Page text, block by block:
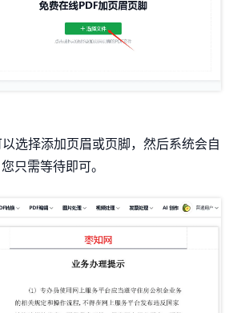
选择添加页眉或页脚，然后系统会自
只需等待即可。